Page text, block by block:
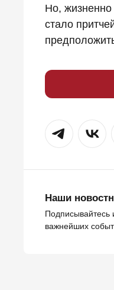
Но,
стало
Наши
Подписывайтесь
важнейших